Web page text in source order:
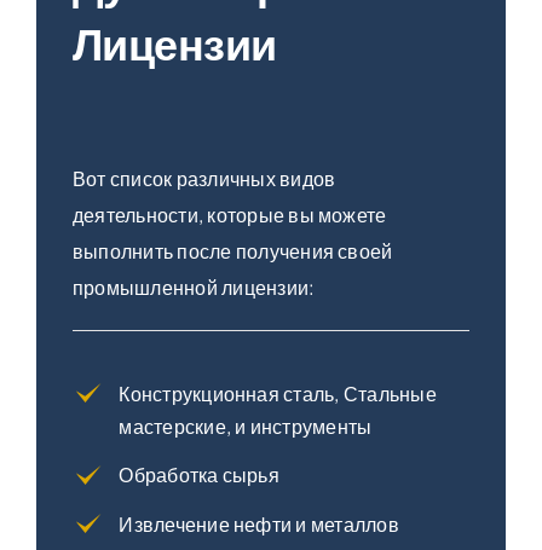
Лицензии
Вот список различных видов
деятельности, которые вы можете
выполнить после получения своей
промышленной лицензии:
Конструкционная сталь, Стальные
мастерские, и инструменты
Обработка сырья
Извлечение нефти и металлов